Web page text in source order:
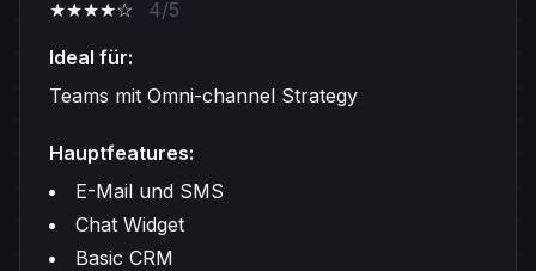
★★★★☆
4/5
Ideal für:
Teams mit Omni-channel Strategy
Hauptfeatures:
E-Mail und SMS
Chat Widget
Basic CRM